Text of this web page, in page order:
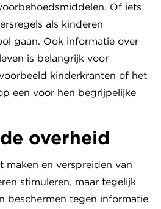
Of iets
als kinderen
gaan. Ook informatie over
is belangrijk voor
kinderkranten of het
een voor hen begrijpelijke
overheid
maken en verspreiden van
stimuleren, maar tegelijk
beschermen tegen informatie